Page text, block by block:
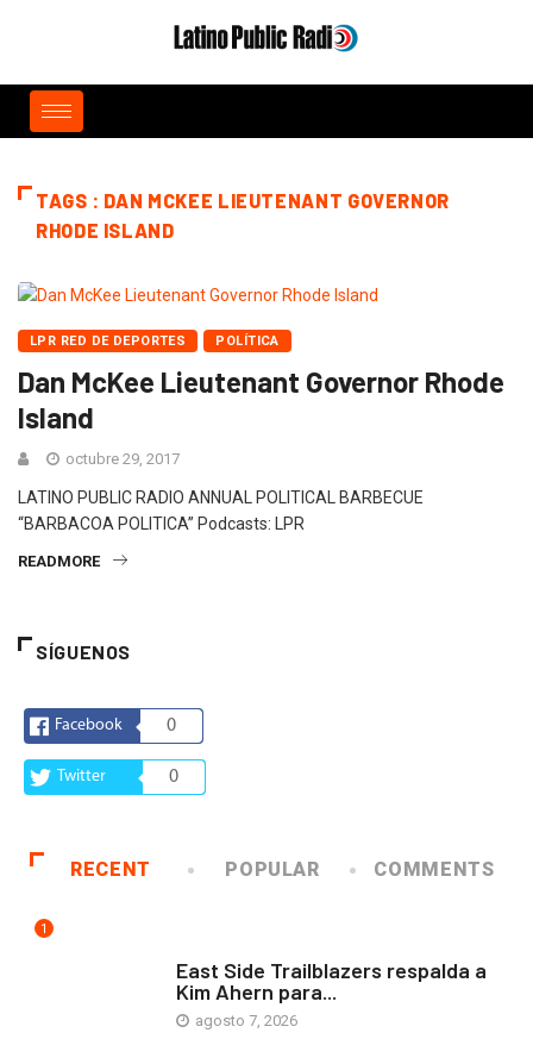
TAGS : DAN MCKEE LIEUTENANT GOVERNOR
RHODE ISLAND
LPR RED DE DEPORTES POLÍTICA
Dan McKee Lieutenant Governor Rhode
Island
octubre 29, 2017
LATINO PUBLIC RADIO ANNUAL POLITICAL BARBECUE
“BARBACOA POLITICA” Podcasts: LPR
READMORE
SÍGUENOS
Facebook 0
Twitter 0
RECENT POPULAR COMMENTS
1
East Side Trailblazers respalda a
Kim Ahern para...
agosto 7, 2026